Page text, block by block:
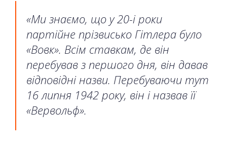
«Ми знаємо, що у 20-і роки
партійне прізвисько Гітлера було
«Вовк». Всім ставкам, де він
перебував з першого дня, він давав
відповідні назви. Перебуваючи тут
16 липня 1942 року, він і назвав її
«Вервольф».